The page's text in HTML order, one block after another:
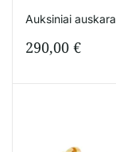
Auksiniai
290,00 €